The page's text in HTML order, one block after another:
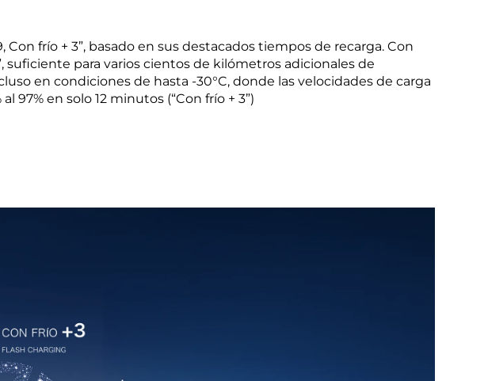
frío + 3”, basado en sus destacados tiempos de recarga. Con
suficiente para varios cientos de kilómetros adicionales de
en condiciones de hasta -30°C, donde las velocidades de carga
en solo 12 minutos (“Con frío + 3”)